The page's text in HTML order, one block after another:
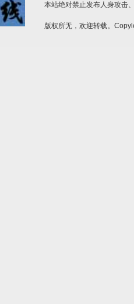
本站绝对禁止发布人身攻击
版权所无，欢迎转载。